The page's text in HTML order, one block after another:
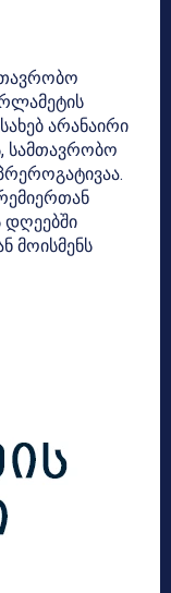
არანაირი
სამთავრობო
დღეებში
მოისმენს